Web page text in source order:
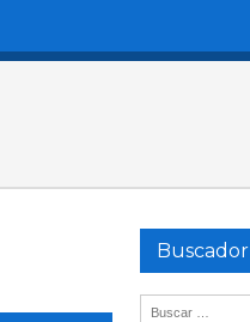
Buscador